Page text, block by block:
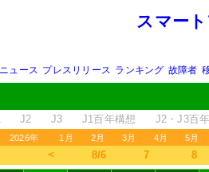
スマー
ニュース プレスリリース ランキング 故障者
J2 J3 J1百年構想 J2・J3百
2026年 1月 2月 3月 4月 5月
＜ 8/6 7 8